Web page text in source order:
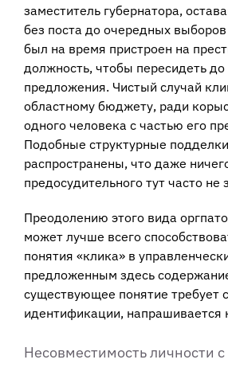
заместитель губернатора,
без поста до очередных
был на время пристроен на
должность, чтобы пересидеть
предложения. Чистый случай
областному бюджету, ради
одного человека с частью его
Подобные структурные
распространены, что даже
предосудительного тут часто не
Преодолению этого вида
может лучше всего
понятия «клика» в
предложенным здесь
существующее понятие требует
идентификации, напрашивается
Несовместимость личности